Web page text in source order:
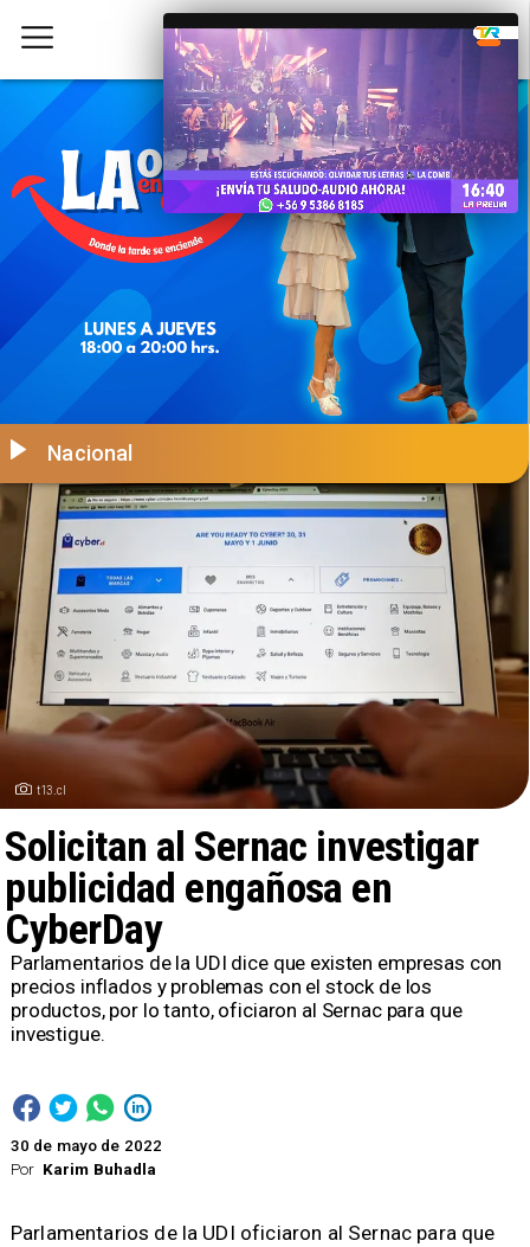
t13.cl
Por Karim Buhadla
Solicitan al Sernac investigar
publicidad engañosa en
CyberDay
Nacional
30 de mayo de 2022
Parlamentarios de la UDI dice que existen empresas con
precios inflados y problemas con el stock de los
productos, por lo tanto, oficiaron al Sernac para que
investigue.
Parlamentarios de la UDI oficiaron al Sernac para que